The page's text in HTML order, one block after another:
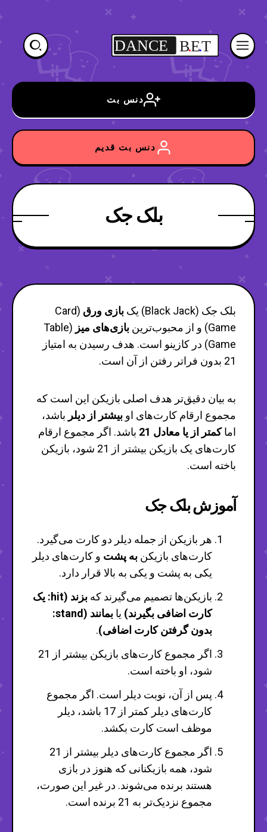
DANCE B.E.T
دنس بت
دنس بت قدیم
بلک جک
بلک جک (Black Jack) یک بازی ورق
(Card
Game) و از محبوب‌ترین
بازی‌های میز
(Table
Game) در کازینو است. هدف رسیدن به امتیاز
21 بدون فراتر رفتن از آن است.
به بیان دقیق‌تر هدف اصلی بازیکن این است که
مجموع ارقام کارت‌های او بیشتر از دیلر باشد،
اماکمتر از یا معادل 21
باشد. اگر مجموع ارقام
کارت‌های یک بازیکن بیشتر از 21 شود، بازیکن
باخته است.
آموزش بلک جک
هر بازیکن از جمله دیلر دو کارت می‌گیرد.
کارت‌های بازیکن به پشت و کارت‌های دیلر
یکی به پشت و یکی به بالا قرار دارد.
بازیکن‌ها تصمیم می‌گیرند که
بزند (hit: یک
کارت اضافی بگیرند) یا
بمانند (stand:
بدون گرفتن کارت اضافی).
اگر مجموع کارت‌های بازیکن بیشتر از 21
شود، او باخته است.
پس از آن، نوبت دیلر است. اگر مجموع
کارت‌های دیلر کمتر از 17 باشد، دیلر
موظف است کارت بکشد.
اگر مجموع کارت‌های دیلر بیشتر از 21
شود، همه بازیکنانی که هنوز در بازی
هستند برنده می‌شوند. در غیر این صورت،
مجموع نزدیک‌تر به 21 برنده است.